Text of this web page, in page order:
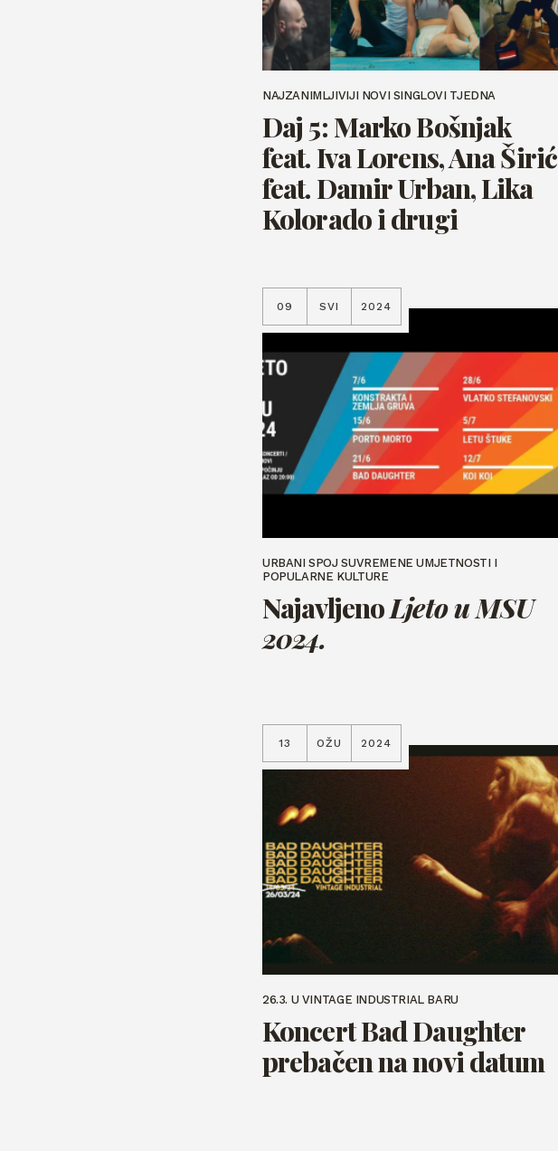
NAJZANIMLJIVIJI NOVI SINGLOVI TJEDNA
Daj 5: Marko Bošnjak
feat. Iva Lorens, Ana Širić
feat. Damir Urban, Lika
Kolorado i drugi
09 SVI 2024
URBANI SPOJ SUVREMENE UMJETNOSTI I
POPULARNE KULTURE
NajavljenoLjeto u MSU
2024.
13 OŽU 2024
26.3. U VINTAGE INDUSTRIAL BARU
Koncert Bad Daughter
prebačen na novi datum